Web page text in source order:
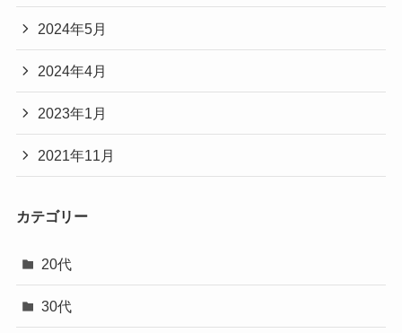
2024年5月
2024年4月
2023年1月
2021年11月
カテゴリー
20代
30代